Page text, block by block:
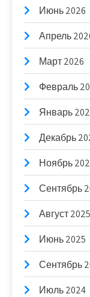
Июнь 2026
Апрель
Март 2026
Февраль
Январь
Декабрь
Ноябрь
Сентябрь
Август 2025
Июнь 2025
Сентябрь
Июль 2024